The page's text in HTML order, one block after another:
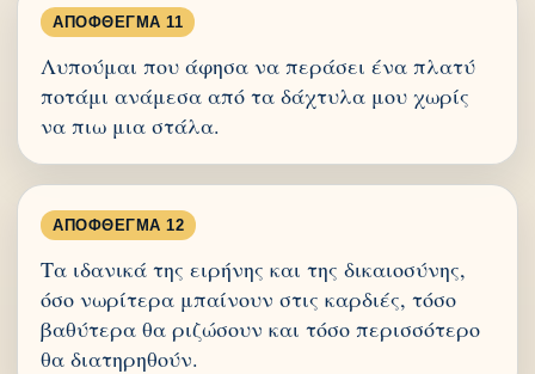
ΑΠΌΦΘΕΓΜΑ 11
Λυπούμαι που άφησα να περάσει ένα πλατύ
ποτάμι ανάμεσα από τα δάχτυλα μου χωρίς
να πιω μια στάλα.
ΑΠΌΦΘΕΓΜΑ 12
Τα ιδανικά της ειρήνης και της δικαιοσύνης,
όσο νωρίτερα μπαίνουν στις καρδιές, τόσο
βαθύτερα θα ριζώσουν και τόσο περισσότερο
θα διατηρηθούν.